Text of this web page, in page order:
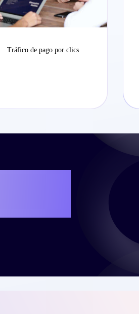
Tráfico de pago por clics